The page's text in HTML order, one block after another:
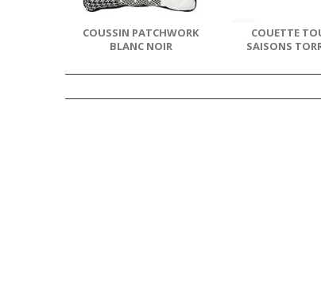
COUSSIN PATCHWORK
BLANC NOIR
COUETTE
SAISONS
BLANC